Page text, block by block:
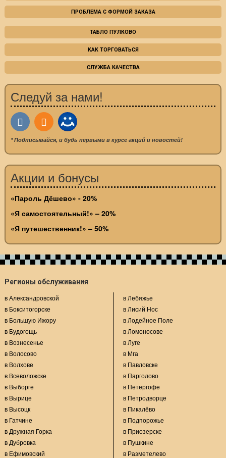
ПРОБЛЕМА С ФОРМОЙ ЗАКАЗА
ТАБЛО ПУЛКОВО
КАК ТОРГОВАТЬСЯ
СЛУЖБА КАЧЕСТВА
Следуй за нами!
* Подписывайся, и будь первыми в курсе акций и новостей!
Акции и бонусы
«Пароль Дёшево» - 20%
«Я самостоятельный!» – 20%
«Я путешественник!» – 50%
Регионы обслуживания
в Александровской
в Бокситогорске
в Большую Ижору
в Будогощь
в Вознесенье
в Волосово
в Волхове
в Всеволожске
в Выборге
в Вырице
в Высоцк
в Гатчине
в Дружная Горка
в Дубровка
в Ефимовский
в Лебяжье
в Лисий Нос
в Лодейное Поле
в Ломоносове
в Луге
в Мга
в Павловске
в Парголово
в Петергофе
в Петродворце
в Пикалёво
в Подпорожье
в Приозерске
в Пушкине
в Разметелево